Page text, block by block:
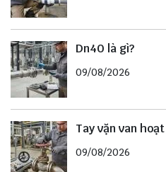
Dn40 là gì?
09/08/2026
Tay vặn van
09/08/2026